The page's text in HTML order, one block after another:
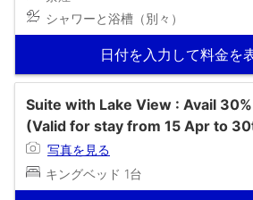
シャワーと浴槽（別々）
日付を入力して料金を
Suite with Lake View : Avail
(Valid for stay from 15 Apr to
写真を見る
キングベッド 1台